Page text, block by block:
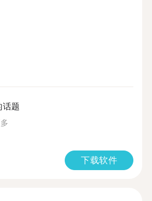
话题
下载软件